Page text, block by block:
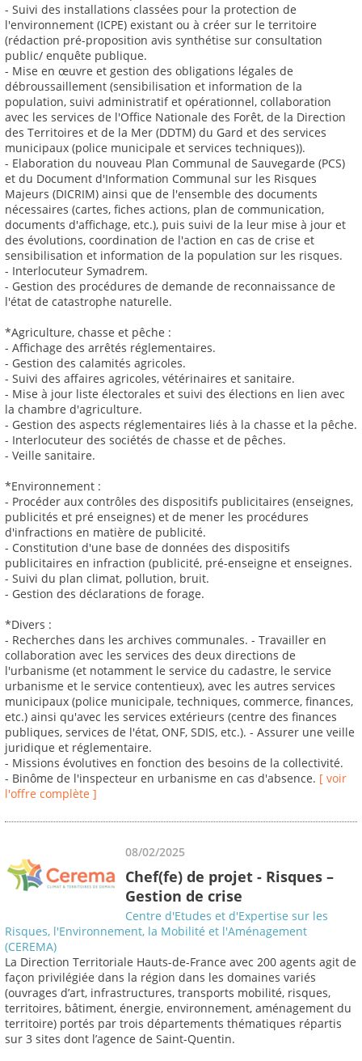
- Suivi des installations classées pour la protection de
l'environnement (ICPE) existant ou à créer sur le territoire
(rédaction pré-proposition avis synthétise sur consultation
public/ enquête publique.
- Mise en œuvre et gestion des obligations légales de
débroussaillement (sensibilisation et information de la
population, suivi administratif et opérationnel, collaboration
avec les services de l'Office Nationale des Forêt, de la Direction
des Territoires et de la Mer (DDTM) du Gard et des services
municipaux (police municipale et services techniques)).
- Elaboration du nouveau Plan Communal de Sauvegarde (PCS)
et du Document d'Information Communal sur les Risques
Majeurs (DICRIM) ainsi que de l'ensemble des documents
nécessaires (cartes, fiches actions, plan de communication,
documents d'affichage, etc.), puis suivi de la leur mise à jour et
des évolutions, coordination de l'action en cas de crise et
sensibilisation et information de la population sur les risques.
- Interlocuteur Symadrem.
- Gestion des procédures de demande de reconnaissance de
l'état de catastrophe naturelle.
*Agriculture, chasse et pêche :
- Affichage des arrêtés réglementaires.
- Gestion des calamités agricoles.
- Suivi des affaires agricoles, vétérinaires et sanitaire.
- Mise à jour liste électorales et suivi des élections en lien avec
la chambre d'agriculture.
- Gestion des aspects réglementaires liés à la chasse et la pêche.
- Interlocuteur des sociétés de chasse et de pêches.
- Veille sanitaire.
*Environnement :
- Procéder aux contrôles des dispositifs publicitaires (enseignes,
publicités et pré enseignes) et de mener les procédures
d'infractions en matière de publicité.
- Constitution d'une base de données des dispositifs
publicitaires en infraction (publicité, pré-enseigne et enseignes.
- Suivi du plan climat, pollution, bruit.
- Gestion des déclarations de forage.
*Divers :
- Recherches dans les archives communales. - Travailler en
collaboration avec les services des deux directions de
l'urbanisme (et notamment le service du cadastre, le service
urbanisme et le service contentieux), avec les autres services
municipaux (police municipale, techniques, commerce, finances,
etc.) ainsi qu'avec les services extérieurs (centre des finances
publiques, services de l'état, ONF, SDIS, etc.). - Assurer une veille
juridique et réglementaire.
- Missions évolutives en fonction des besoins de la collectivité.
- Binôme de l'inspecteur en urbanisme en cas d'absence. [ voir
l'offre complète ]
08/02/2025
Chef(fe) de projet - Risques –
Gestion de crise
Centre d'Etudes et d'Expertise sur les
Risques, l'Environnement, la Mobilité et l'Aménagement
(CEREMA)
La Direction Territoriale Hauts-de-France avec 200 agents agit de
façon privilégiée dans la région dans les domaines variés
(ouvrages d’art, infrastructures, transports mobilité, risques,
territoires, bâtiment, énergie, environnement, aménagement du
territoire) portés par trois départements thématiques répartis
sur 3 sites dont l’agence de Saint-Quentin.